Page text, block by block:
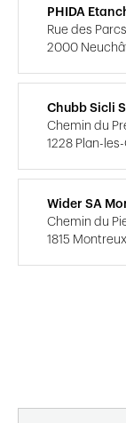
PHIDA
Rue des
2000
Chubb Sicli
Chemin du
1228 Plan-
Wider SA
Chemin du
1815